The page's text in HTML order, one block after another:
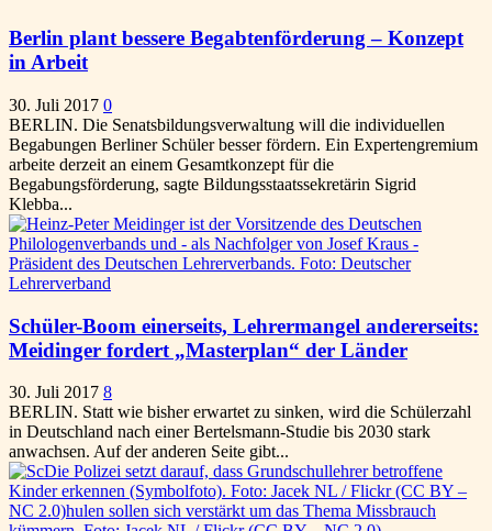
Berlin plant bessere Begabtenförderung – Konzept
in Arbeit
30. Juli 2017 0
BERLIN. Die Senatsbildungsverwaltung will die individuellen
Begabungen Berliner Schüler besser fördern. Ein Expertengremium
arbeite derzeit an einem Gesamtkonzept für die
Begabungsförderung, sagte Bildungsstaatssekretärin Sigrid
Klebba...
Schüler-Boom einerseits, Lehrermangel andererseits:
Meidinger fordert „Masterplan“ der Länder
30. Juli 2017 8
BERLIN. Statt wie bisher erwartet zu sinken, wird die Schülerzahl
in Deutschland nach einer Bertelsmann-Studie bis 2030 stark
anwachsen. Auf der anderen Seite gibt...